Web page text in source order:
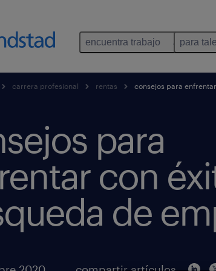
encuentra trabajo para
carrera profesional rentas consejos para
para
con
de